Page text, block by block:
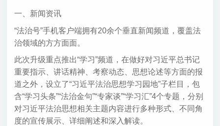
一、新闻资讯
“法治号”手机客户端拥有20余个垂直新闻频道，覆盖法
治领域的方方面面。
此次升级重点推出“学习”频道，在做好对习近平总书记
重要指示、讲话精神、考察动态、思想论述等方面的报
道之外，设立了“习近平法治思想学习园地”子栏目，包
含“学习头条”“法治金句”“专家谈”“学习汇”4个专题，分别
对习近平法治思想相关主题内容进行多种形式、不同角
度的宣传展示、详细阐述和深入解读。